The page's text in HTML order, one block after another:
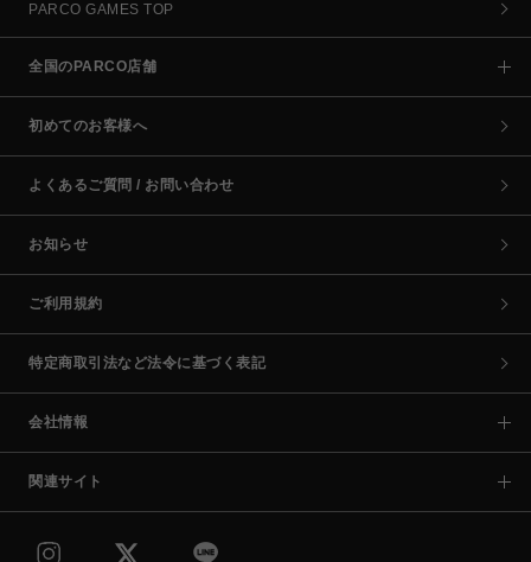
PARCO GAMES TOP
全国のPARCO店舗
初めてのお客様へ
よくあるご質問 / お問い合わせ
お知らせ
ご利用規約
特定商取引法など法令に基づく表記
会社情報
関連サイト